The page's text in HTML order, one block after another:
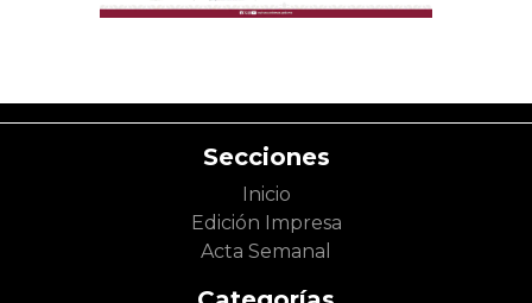
Secciones
Inicio
Edición Impresa
Acta Semanal